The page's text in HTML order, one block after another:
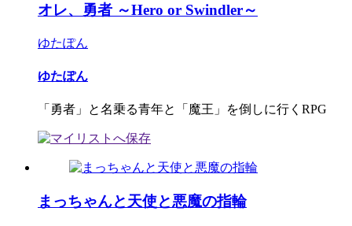
オレ、勇者 ～Hero or Swindler～
ゆたぽん
ゆたぽん
「勇者」と名乗る青年と「魔王」を倒しに行くRPG
まっちゃんと天使と悪魔の指輪